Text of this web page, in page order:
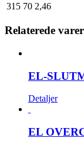
315 70 2,46
Relaterede varer
EL-
Detaljer
EL